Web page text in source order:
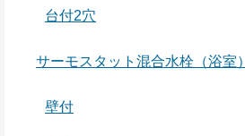
台付2穴
サーモスタット混合水栓（浴室）
壁付